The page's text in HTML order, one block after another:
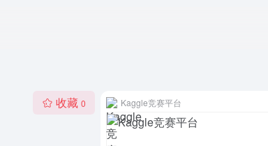
收藏 0 Kaggle竞赛平台